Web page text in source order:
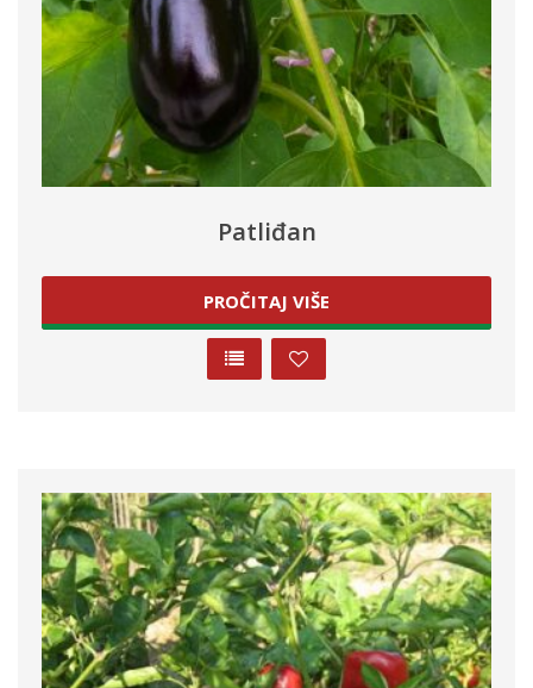
Patliđan
PROČITAJ VIŠE